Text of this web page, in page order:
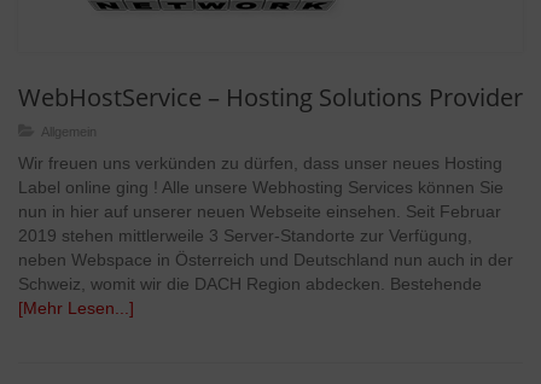
WebHostService – Hosting Solutions Provider
Allgemein
Wir freuen uns verkünden zu dürfen, dass unser neues Hosting
Label online ging ! Alle unsere Webhosting Services können Sie
nun in hier auf unserer neuen Webseite einsehen. Seit Februar
2019 stehen mittlerweile 3 Server-Standorte zur Verfügung,
neben Webspace in Österreich und Deutschland nun auch in der
Schweiz, womit wir die DACH Region abdecken. Bestehende
[Mehr Lesen...]